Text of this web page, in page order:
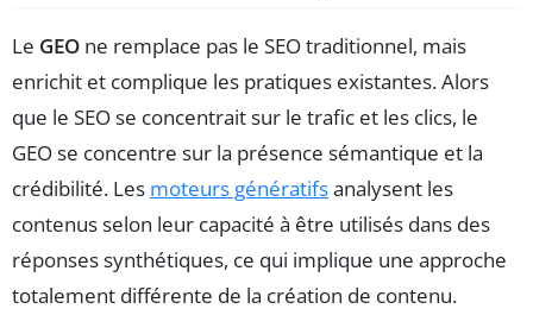
Le GEO ne remplace pas le SEO traditionnel, mais
enrichit et complique les pratiques existantes. Alors
que le SEO se concentrait sur le trafic et les clics, le
GEO se concentre sur la présence sémantique et la
crédibilité. Les moteurs génératifsanalysent les
contenus selon leur capacité à être utilisés dans des
réponses synthétiques, ce qui implique une approche
totalement différente de la création de contenu.